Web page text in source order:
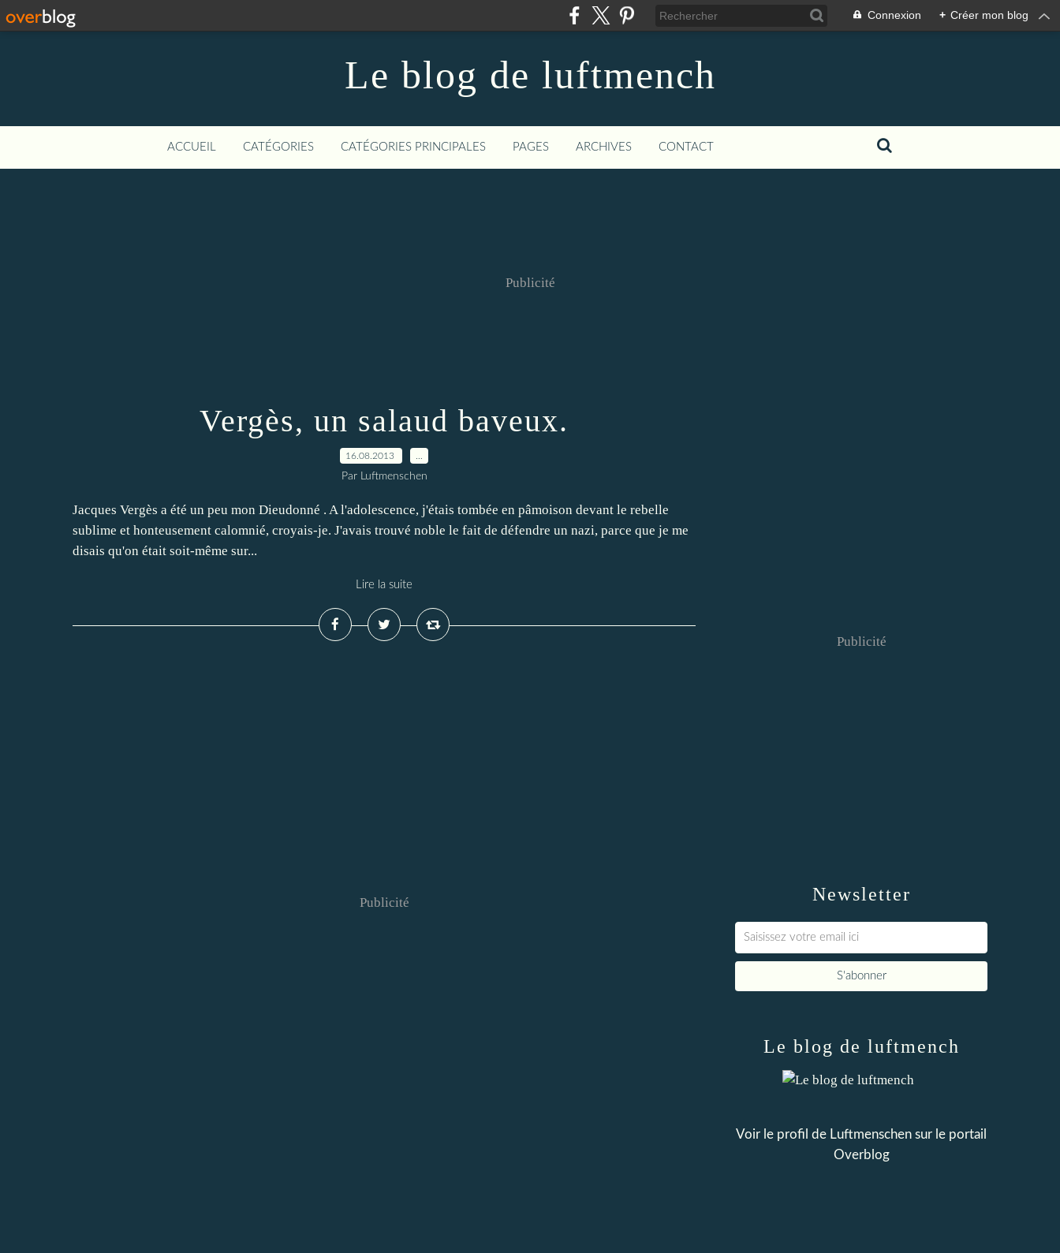
Connexion + Créer mon blog
Le blog de luftmench
ACCUEIL CATÉGORIES CATÉGORIES PRINCIPALES PAGES ARCHIVES CONTACT
Publicité
Vergès, un salaud baveux.
16.08.2013
Par Luftmenschen
Jacques Vergès a été un peu mon Dieudonné . A l'adolescence, j'étais tombée en pâmoison devant le rebelle
sublime et honteusement calomnié, croyais-je. J'avais trouvé noble le fait de défendre un nazi, parce que je me
disais qu'on était soit-même sur...
Lire la suite
Publicité Newsletter
Publicité
Le blog de luftmench
Voir le profil de Luftmenschen sur le portail
Overblog